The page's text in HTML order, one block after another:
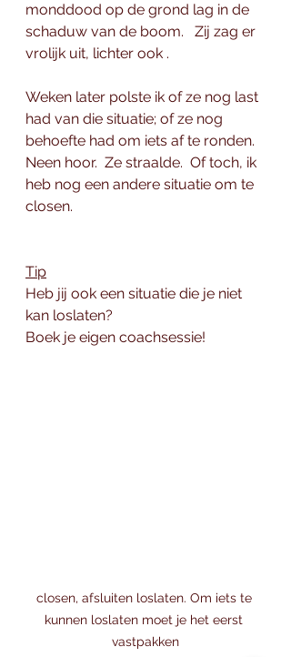
monddood op de grond lag in de
schaduw van de boom.   Zij zag er
vrolijk uit, lichter ook .
Weken later polste ik of ze nog last
had van die situatie; of ze nog
behoefte had om iets af te ronden.
Neen hoor.  Ze straalde.  Of toch, ik
heb nog een andere situatie om te
closen.
Tip
Heb jij ook een situatie die je niet
kan loslaten?
Boek je eigen coachsessie!
closen, afsluiten loslaten. Om iets te
kunnen loslaten moet je het eerst
vastpakken